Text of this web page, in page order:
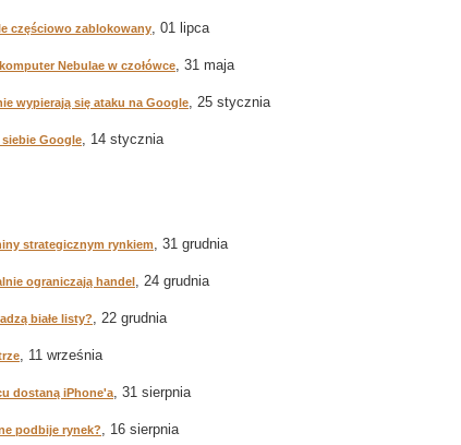
częściowo zablokowany, 01 lipca
Nebulae w czołówce, 31 maja
wypierają się ataku na Google, 25 stycznia
Google, 14 stycznia
strategicznym rynkiem, 31 grudnia
ograniczają handel, 24 grudnia
białe listy?, 22 grudnia
, 11 września
dostaną iPhone'a, 31 sierpnia
podbije rynek?, 16 sierpnia